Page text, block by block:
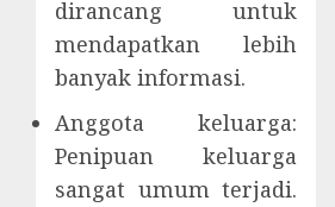
dirancang untuk
mendapatkan lebih
banyak informasi.
Anggota keluarga:
Penipuan keluarga
sangat umum terjadi.